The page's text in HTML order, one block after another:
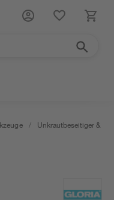
/ Unkrautbeseitiger &